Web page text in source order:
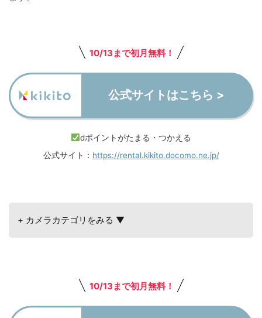
10/13まで初月無料！
公式サイトはこちら >
dポイントがたまる・つかえる
公式サイト： https://rental.kikito.docomo.ne.jp/
+ カメラカテゴリをみる ▼
10/13まで初月無料！